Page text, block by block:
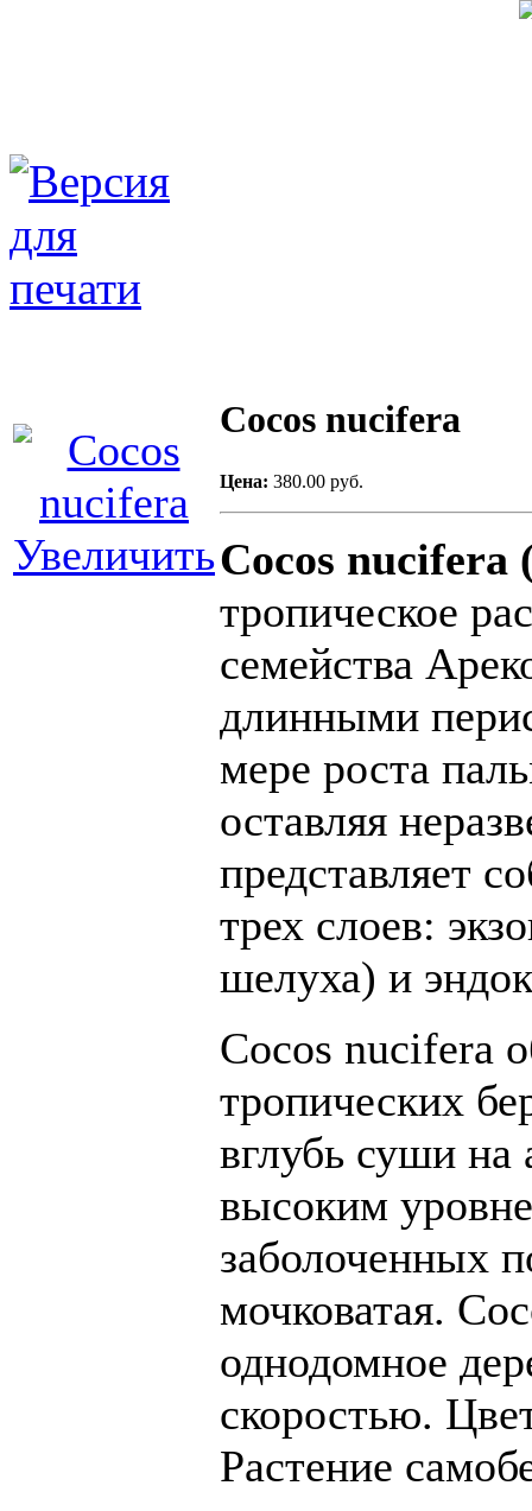
Увеличить
Cocos nucifera
Цена: 380.00 руб.
Cocos nucifera
тропическое
семейства
длинными
мере роста
оставляя
представляет
трех слоев:
шелуха) и
Cocos nucifera
тропических
вглубь суши
высоким
заболоченных
мочковатая.
однодомное
скоростью.
Растение